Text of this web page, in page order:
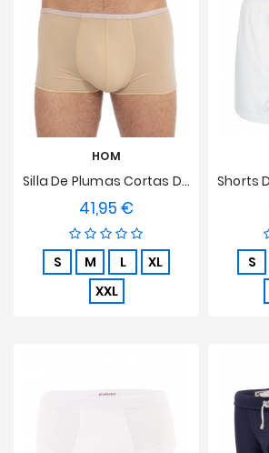
HOM
Silla De Plumas Cortas De Boxeador -
41,95 €
S M L
XL
XXL
S